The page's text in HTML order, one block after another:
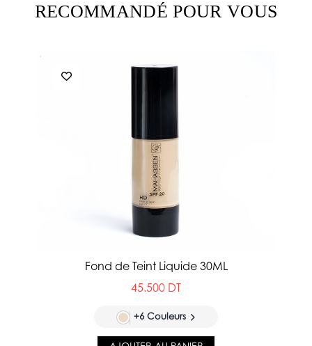
RECOMMANDÉ POUR VOUS
Fond de Teint Liquide 30ML
45.500 DT
+6 Couleurs